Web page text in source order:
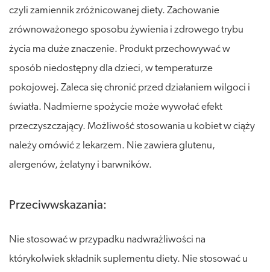
czyli zamiennik zróżnicowanej diety. Zachowanie
zrównoważonego sposobu żywienia i zdrowego trybu
życia ma duże znaczenie. Produkt przechowywać w
sposób niedostępny dla dzieci, w temperaturze
pokojowej. Zaleca się chronić przed działaniem wilgoci i
światła. Nadmierne spożycie może wywołać efekt
przeczyszczający. Możliwość stosowania u kobiet w ciąży
należy omówić z lekarzem. Nie zawiera glutenu,
alergenów, żelatyny i barwników.
Przeciwwskazania:
Nie stosować w przypadku nadwrażliwości na
którykolwiek składnik suplementu diety. Nie stosować u